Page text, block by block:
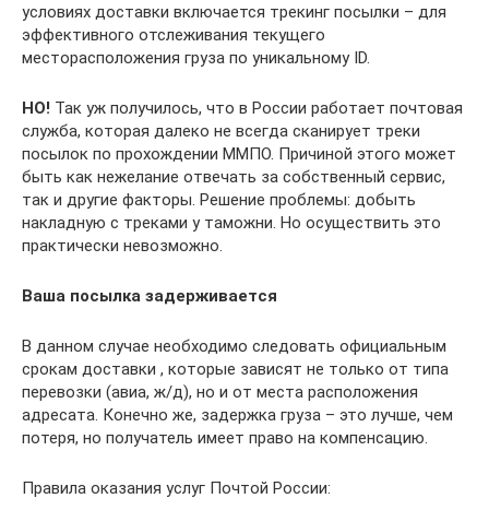
условиях доставки включается трекинг посылки – для
эффективного отслеживания текущего
месторасположения груза по уникальному ID.
НО! Так уж получилось, что в России работает почтовая
служба, которая далеко не всегда сканирует треки
посылок по прохождении ММПО. Причиной этого может
быть как нежелание отвечать за собственный сервис,
так и другие факторы. Решение проблемы: добыть
накладную с треками у таможни. Но осуществить это
практически невозможно.
Ваша посылка задерживается
В данном случае необходимо следовать официальным
срокам доставки , которые зависят не только от типа
перевозки (авиа, ж/д), но и от места расположения
адресата. Конечно же, задержка груза – это лучше, чем
потеря, но получатель имеет право на компенсацию.
Правила оказания услуг Почтой России: